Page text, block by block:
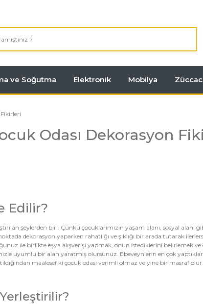
ve Soğutma Elektronik Mobilya
Odası Dekorasyon
Edilir?
şeylerden biri. Çünkü çocuklarımızın yaşam alanı, sosyal alanı
dekorasyon yaparken rahatlığı ve şıklığı bir arada tutarak
ile birlikte eşya alışverişi yapmak, onun istediklerini belirlemek
uyumlu bir alan yaratmış olursunuz. Ebeveynlerin en çok
maalesef ki çocuk odası verimli olmaz ve yine bir masraf